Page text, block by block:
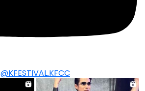
@KFESTIVAL.KFCC